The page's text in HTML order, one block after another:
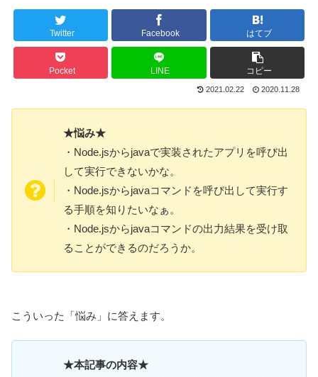
Twitter Facebook はてブ
Pocket LINE コピー
2021.02.22 2020.11.28
★悩み★
・Node.jsからjavaで実装されたアプリを呼び出
して実行できないかな。
・Node.jsからjavaコマンドを呼び出して実行す
る手順を知りたいなぁ。
・Node.jsからjavaコマンドの出力結果を受け取
ることができるのだろうか。
こういった「悩み」に答えます。
★本記事の内容★